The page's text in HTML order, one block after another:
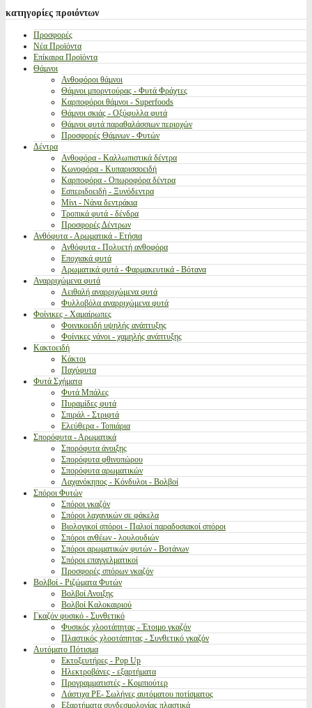
κατηγορίες προιόντων
Προσφορές
Νέα Προϊόντα
Επίκαιρα Προϊόντα
Θάμνοι
Ανθοφόροι θάμνοι
Θάμνοι μπορντούρας - Φυτά Φράχτες
Καρποφόροι θάμνοι - Superfoods
Θάμνοι σκιάς - Οξύφυλλα φυτά
Θάμνοι φυτά παραθαλάσσιων περιοχών
Προσφορές Θάμνων - Φυτών
Δέντρα
Ανθοφόρα - Καλλωπιστικά δέντρα
Κωνοφόρα - Κυπαρισσοειδή
Καρποφόρα - Οπωροφόρα δέντρα
Εσπεριδοειδή - Ξυνόδεντρα
Μίνι - Νάνα δεντράκια
Τροπικά φυτά - δένδρα
Προσφορές Δέντρων
Ανθόφυτα - Αρωματικά - Ετήσια
Ανθόφυτα - Πολυετή ανθοφόρα
Εποχιακά φυτά
Αρωματικά φυτά - Φαρμακευτικά - Βότανα
Αναρριχώμενα φυτά
Αειθαλή αναρριχώμενα φυτά
Φυλλοβόλα αναρριχώμενα φυτά
Φοίνικες - Χαμαίρωπες
Φοινικοειδή υψηλής ανάπτυξης
Φοίνικες νάνοι - χαμηλής ανάπτυξης
Κακτοειδή
Κάκτοι
Παχύφυτα
Φυτά Σχήματα
Φυτά Μπάλες
Πυραμίδες φυτά
Σπιράλ - Στριφτά
Ελεύθερα - Τοπιάρια
Σπορόφυτα - Αρωματικά
Σπορόφυτα άνοιξης
Σπορόφυτα φθινοπώρου
Σπορόφυτα αρωματικών
Λαχανόκηπος - Κόνδυλοι - Βολβοί
Σπόροι Φυτών
Σπόροι γκαζόν
Σπόροι λαχανικών σε φάκελα
Βιολογικοί σπόροι - Παλιοί παραδοσιακοί σπόροι
Σπόροι ανθέων - λουλουδιών
Σπόροι αρωματικών φυτών - Βοτάνων
Σπόροι επαγγελματικοί
Προσφορές σπόρων γκαζόν
Βολβοί - Ριζώματα Φυτών
Βολβοί Ανοιξης
Βολβοί Καλοκαιριού
Γκαζόν φυσικό - Συνθετικό
Φυσικός χλοοτάπητας - Έτοιμο γκαζόν
Πλαστικός χλοοτάπητας - Συνθετικό γκαζόν
Αυτόματο Πότισμα
Εκτοξευτήρες - Pop Up
Ηλεκτροβάνες - εξαρτήματα
Προγραμματιστές - Κομπιούτερ
Λάστιχα PE- Σωλήνες αυτόματου ποτίσματος
Εξαρτήματα συνδεσμολογίας πλαστικά